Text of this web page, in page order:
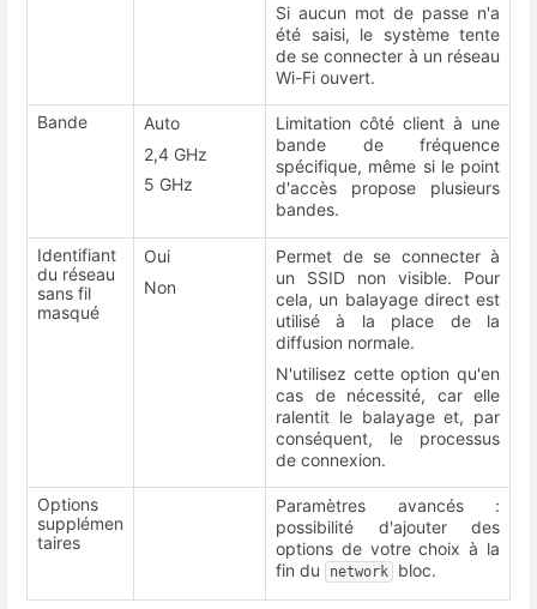
Si aucun mot de passe n'a
été saisi, le système tente
de se connecter à un réseau
Wi-Fi ouvert.
Bande
Auto
2,4 GHz
5 GHz
Limitation côté client à une
bande de fréquence
spécifique, même si le point
d'accès propose plusieurs
bandes.
Identifiant
du réseau
sans fil
masqué
Oui
Non
Permet de se connecter à
un SSID non visible. Pour
cela, un balayage direct est
utilisé à la place de la
diffusion normale.
N'utilisez cette option qu'en
cas de nécessité, car elle
ralentit le balayage et, par
conséquent, le processus
de connexion.
Options
supplémen
taires
Paramètres avancés :
possibilité d'ajouter des
options de votre choix à la
fin du
network bloc.